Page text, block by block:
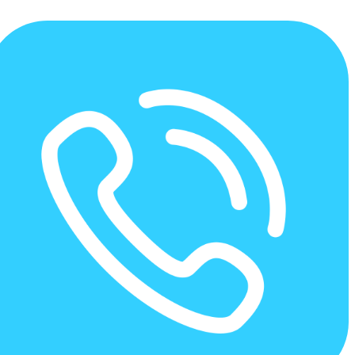
کارگاه آموزشی | گروه نرم افزار
مالی و حسابداری نیکان
گروه نرم افزار مالی و حسابداری نیکان کارگاه آموزشی